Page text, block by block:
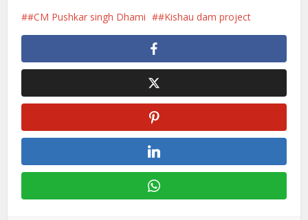
#CM Pushkar singh Dhami #Kishau dam project